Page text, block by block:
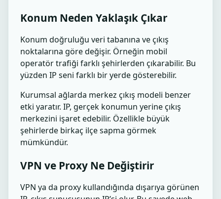
Konum Neden Yaklaşık Çıkar
Konum doğruluğu veri tabanına ve çıkış
noktalarına göre değişir. Örneğin mobil
operatör trafiği farklı şehirlerden çıkarabilir. Bu
yüzden IP seni farklı bir yerde gösterebilir.
Kurumsal ağlarda merkez çıkış modeli benzer
etki yaratır. IP, gerçek konumun yerine çıkış
merkezini işaret edebilir. Özellikle büyük
şehirlerde birkaç ilçe sapma görmek
mümkündür.
VPN ve Proxy Ne Değiştirir
VPN ya da proxy kullandığında dışarıya görünen